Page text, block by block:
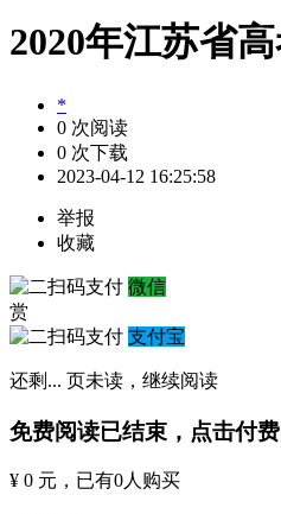
2020年江苏省
*
0 次阅读
0 次下载
2023-04-12 16:25:58
举报
收藏
微信
赏
支付宝
还剩 ... 页未读， 继续阅读
免费阅读已结束，点击付
¥ 0 元 ，已有0人购买